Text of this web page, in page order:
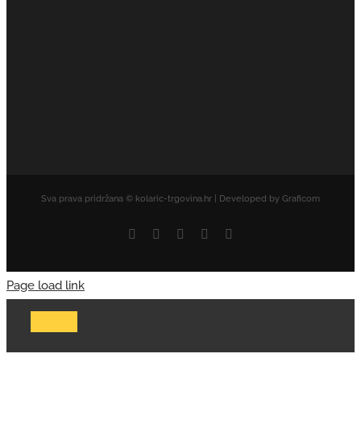
Sva prava pridržana © kolaric-trgovina.hr | Developed by Graficom
Facebook
TwitterYouTube
Rss
Page load link